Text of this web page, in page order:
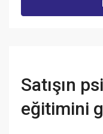
Satışın
eğitimini